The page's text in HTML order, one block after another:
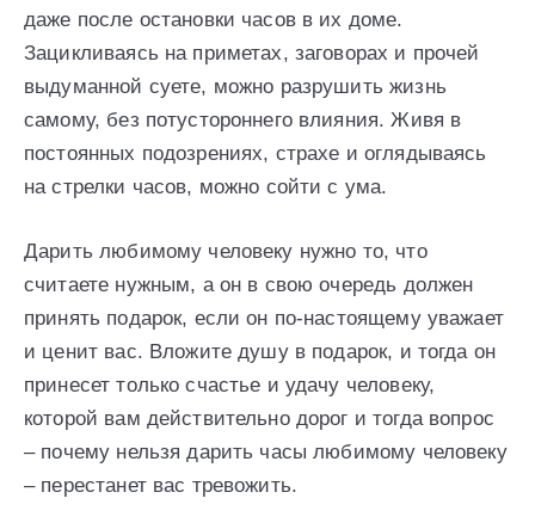
даже после остановки часов в их доме.
Зацикливаясь на приметах, заговорах и прочей
выдуманной суете, можно разрушить жизнь
самому, без потустороннего влияния. Живя в
постоянных подозрениях, страхе и оглядываясь
на стрелки часов, можно сойти с ума.
Дарить любимому человеку нужно то, что
считаете нужным, а он в свою очередь должен
принять подарок, если он по-настоящему уважает
и ценит вас. Вложите душу в подарок, и тогда он
принесет только счастье и удачу человеку,
которой вам действительно дорог и тогда вопрос
– почему нельзя дарить часы любимому человеку
– перестанет вас тревожить.